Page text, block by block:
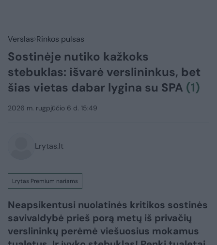
Verslas Rinkos pulsas
Sostinėje nutiko kažkoks
stebuklas: išvarė verslininkus, bet
šias vietas dabar lygina su SPA (1)
2026 m. rugpjūčio 6 d. 15:49
Lrytas.lt
Lrytas Premium nariams
Neapsikentusi nuolatinės kritikos sostinės
savivaldybė prieš porą metų iš privačių
verslininkų perėmė viešuosius mokamus